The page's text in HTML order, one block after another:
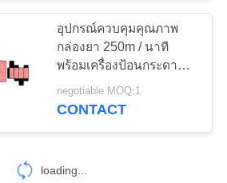
อุปกรณ์ควบคุมคุณภาพ
กล่องยา 250m / นาที
พร้อมเครื่องป้อนกระดาษ
negotiable MOQ:1
CONTACT
loading...